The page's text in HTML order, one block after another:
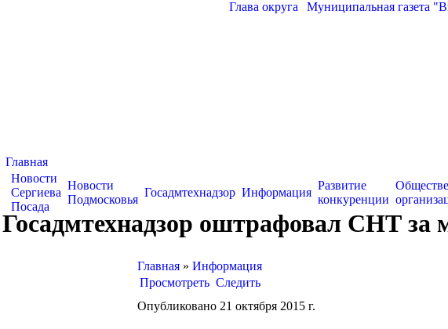
Глава округа Муниципальная газета
Главная
Новости
Сергиева
Посада
Новости
Подмосковья
Госадмтехнадзор Информация
Развитие
конкуренции
Госадмтехнадзор оштрафовал СНТ за
Главная » Информация
Просмотреть Следить
Опубликовано 21 октября 2015 г.